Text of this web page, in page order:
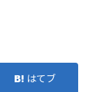
はてブ